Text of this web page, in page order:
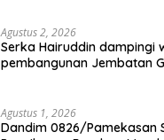
Agustus 2, 2026
Serka Hairuddin dampingi
pembangunan Jembatan
Agustus 1, 2026
Dandim 0826/Pamekasan